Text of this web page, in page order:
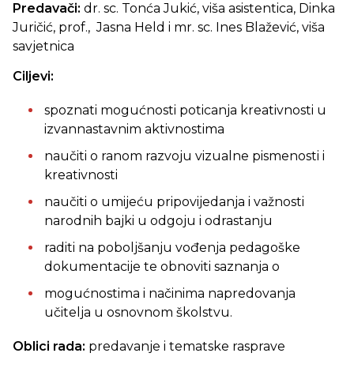
Predavači: dr. sc. Tonća Jukić, viša asistentica, Dinka
Juričić, prof., Jasna Held i mr. sc. Ines Blažević, viša
savjetnica
Ciljevi:
spoznati mogućnosti poticanja kreativnosti u
izvannastavnim aktivnostima
naučiti o ranom razvoju vizualne pismenosti i
kreativnosti
naučiti o umijeću pripovijedanja i važnosti
narodnih bajki u odgoju i odrastanju
raditi na poboljšanju vođenja pedagoške
dokumentacije te obnoviti saznanja o
mogućnostima i načinima napredovanja
učitelja u osnovnom školstvu.
Oblici rada: predavanje i tematske rasprave